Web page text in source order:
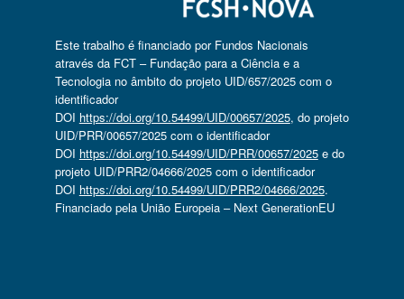
Este trabalho é financiado por Fundos Nacionais
através da FCT – Fundação para a Ciência e a
Tecnologia no âmbito do projeto UID/657/2025 com o
identificador
DOI https://doi.org/10.54499/UID/00657/2025, do projeto
UID/PRR/00657/2025 com o identificador
DOI https://doi.org/10.54499/UID/PRR/00657/2025e do
projeto UID/PRR2/04666/2025 com o identificador
DOI https://doi.org/10.54499/UID/PRR2/04666/2025.
Financiado pela União Europeia – Next GenerationEU